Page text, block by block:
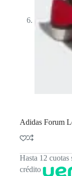
Adidas Forum
Hasta 12 cuotas
crédito